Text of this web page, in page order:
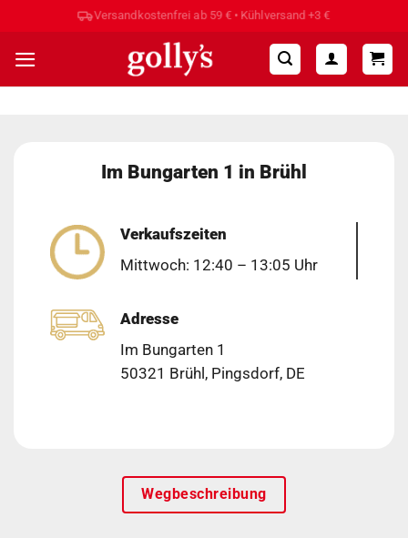
springen
Im Bungarten 1 in Brühl
Verkaufszeiten
Mittwoch: 12:40 – 13:05 Uhr
Adresse
Im Bungarten 1
50321 Brühl, Pingsdorf, DE
Wegbeschreibung